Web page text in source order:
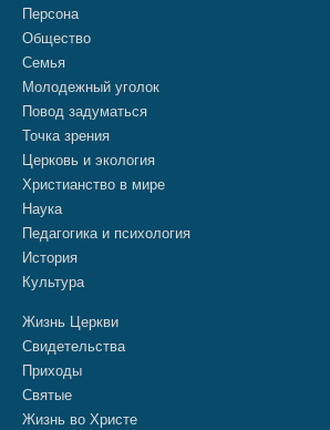
Персона
Общество
Семья
Молодежный уголок
Повод задуматься
Точка зрения
Церковь и экология
Христианство в мире
Наука
Педагогика и психология
История
Культура
Жизнь Церкви
Свидетельства
Приходы
Святые
Жизнь во Христе